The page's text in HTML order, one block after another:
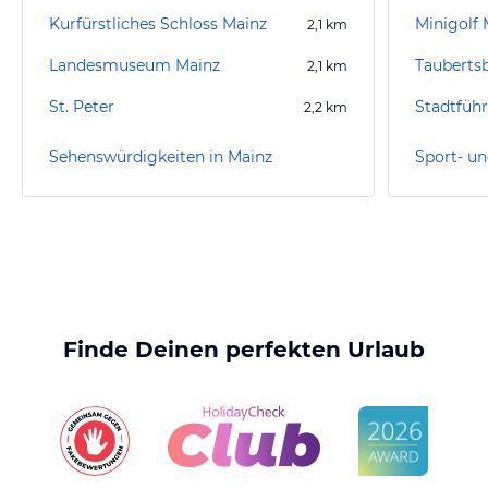
Kurfürstliches Schloss Mainz 2,1 km
Landesmuseum Mainz 2,1 km
St. Peter 2,2 km
Sehenswürdigkeiten in Mainz
Minigolf
Sport-
Finde Deinen perfekten Urlaub